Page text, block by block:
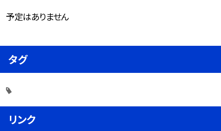
予定はありません
タグ
リンク